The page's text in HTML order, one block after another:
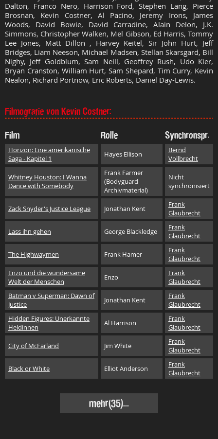
Dalton, Franco Nero, Harrison Ford, Stephen Lang, Pierce
Brosnan, Kevin Costner, Al Pacino, Jeremy Irons, James
Woods, David Bowie, David Carradine, Alain Delon, J.K.
Simmons, Christopher Walken, Mel Gibson, Ed Harris, Tommy
Lee Jones, Matt Dillon , Harvey Keitel, Sir John Hurt, Jeff
Bridges, Liam Neeson, Michael Madsen, Stellan Skarsgard, Bill
Nighy, Jeff Goldblum, Sam Neill, Geoffrey Rush, Udo Kier,
Bryan Cranston, William Hurt, Sam Shepard, Tim Curry, Kevin
Nealon, Richard Portnow, Eric Roberts, Daniel Day-Lewis.
Filmografie von Kevin Costner:
Film
Rolle Synchronspr.
Horizon: Eine amerikanische
Saga - Kapitel 1
Hayes Ellison
Bernd
Vollbrecht
Whitney Houston: I Wanna
Dance with Somebody
Frank Farmer
(Bodyguard
Archivmaterial)
Nicht
synchronisiert
Zack Snyder's Justice League Jonathan Kent
Frank
Glaubrecht
Lass ihn gehen George Blackledge
Frank
Glaubrecht
The Highwaymen Frank Hamer
Frank
Glaubrecht
Enzo und die wundersame
Welt der Menschen
Enzo
Frank
Glaubrecht
Batman v Superman: Dawn of
Justice
Jonathan Kent
Frank
Glaubrecht
Hidden Figures: Unerkannte
Heldinnen
Al Harrison
Frank
Glaubrecht
City of McFarland Jim White
Frank
Glaubrecht
Black or White Elliot Anderson
Frank
Glaubrecht
mehr(35)...